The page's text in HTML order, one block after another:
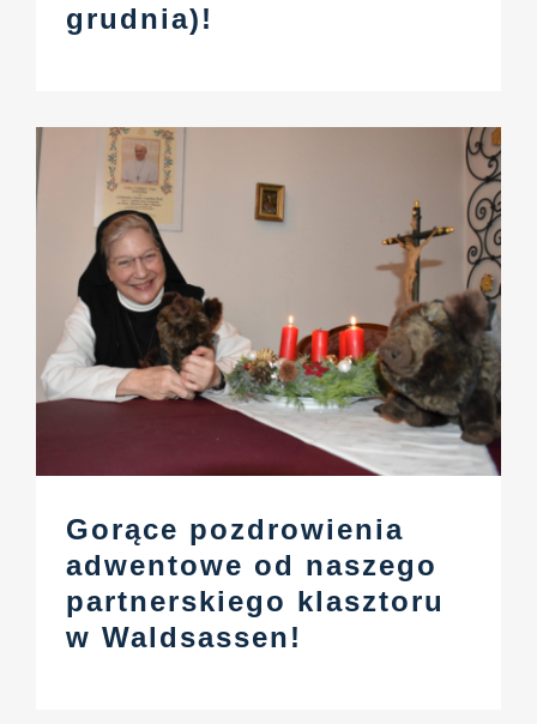
grudnia)!
Gorące pozdrowienia
adwentowe od naszego
partnerskiego klasztoru
w Waldsassen!